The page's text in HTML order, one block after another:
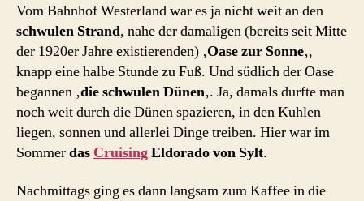
Vom Bahnhof Westerland war es ja nicht weit an den
schwulen Strand, nahe der damaligen (bereits seit Mitte
der 1920er Jahre existierenden) ‚Oase zur Sonne‚,
knapp eine halbe Stunde zu Fuß. Und südlich der Oase
begannen ‚die schwulen Dünen‚. Ja, damals durfte man
noch weit durch die Dünen spazieren, in den Kuhlen
liegen, sonnen und allerlei Dinge treiben. Hier war im
Sommerdas CruisingEldorado von Sylt.
Nachmittags ging es dann langsam zum Kaffee in die